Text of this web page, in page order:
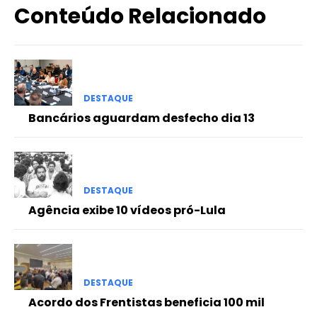
Conteúdo Relacionado
DESTAQUE
Bancários aguardam desfecho dia 13
DESTAQUE
Agência exibe 10 vídeos pró-Lula
DESTAQUE
Acordo dos Frentistas beneficia 100 mil